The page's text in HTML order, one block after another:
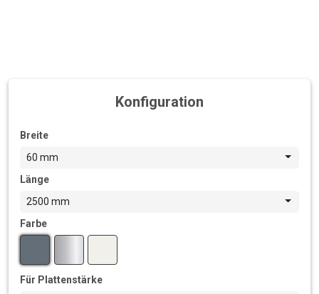
Konfiguration
Breite
60 mm
Länge
2500 mm
Farbe
Für Plattenstärke